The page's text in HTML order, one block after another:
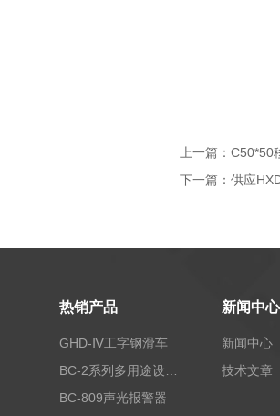
上一篇： C50*50
下一篇： 供应
热销产品
GHD-Ⅳ工字钢滑车
BC-809声光报警器
新闻中心
新闻中心
技术文章